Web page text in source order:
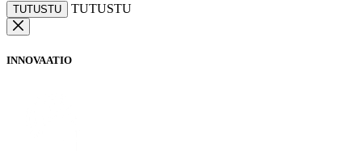
TUTUSTU TUTUSTU
INNOVAATIO